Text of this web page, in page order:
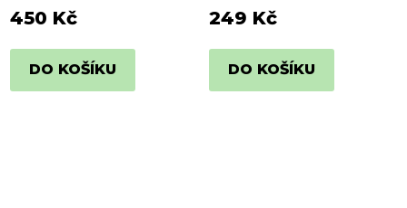
ametyst, růženín
450 Kč
DO KOŠÍKU
249 Kč
DO KOŠÍKU